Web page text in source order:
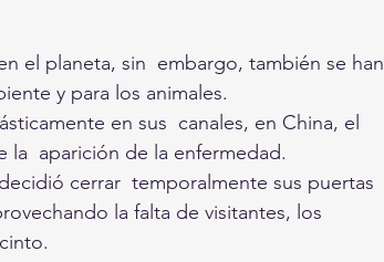
el planeta, sin  embargo, también se han
y para los animales.
en sus  canales, en China, el
aparición de la enfermedad.
cerrar  temporalmente sus puertas
la falta de visitantes, los